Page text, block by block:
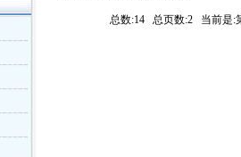
总数:14 总页数:2 当前是: